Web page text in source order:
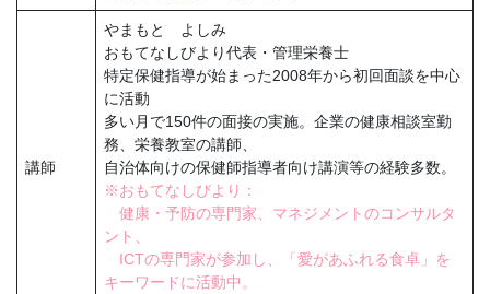
講師
やまもと よしみ
おもてなしびより代表・管理栄養士
特定保健指導が始まった2008年から初回面談を中心
に活動
多い月で150件の面接の実施。企業の健康相談室勤
務、栄養教室の講師、
自治体向けの保健師指導者向け講演等の経験多数。
※おもてなしびより：
健康・予防の専門家、マネジメントのコンサルタ
ント、
ICTの専門家が参加し、「愛があふれる食卓」を
キーワードに活動中。